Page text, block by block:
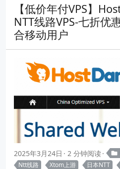
【低价年付VPS】
NTT线路VPS-七折优
合移动用户
2025年3月24日 2 分钟阅读
Ntt线路
Xtom上游 日本NTT